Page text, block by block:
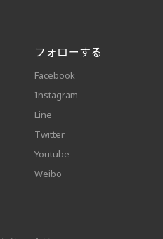
フォローする
Facebook
Instagram
Line
Twitter
Youtube
Weibo